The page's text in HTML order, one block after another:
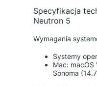
Specyfikacja
Neutron 5
Wymagania
Systemy
Mac: macOS
Sonoma